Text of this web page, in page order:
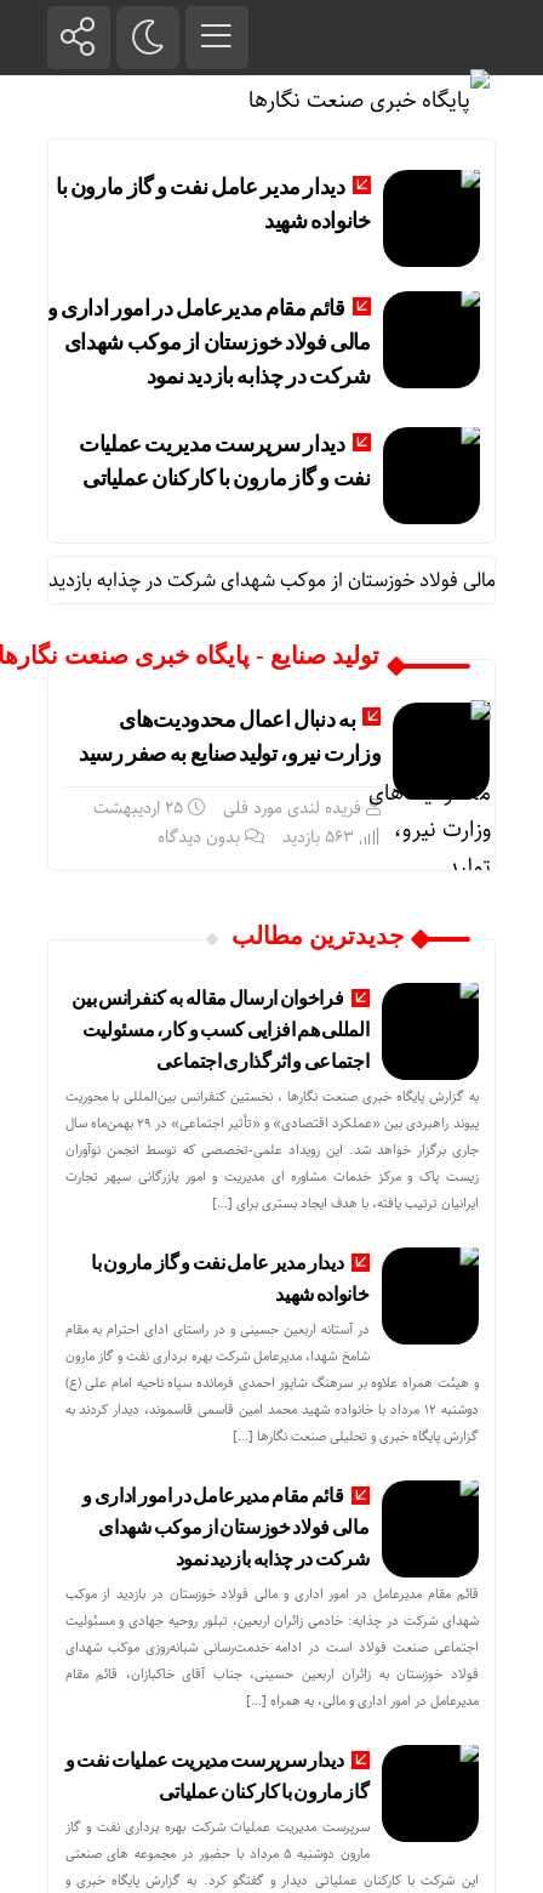
دیدار مدیر عامل نفت و گاز مارون با
خانواده شهید
قائم مقام مدیرعامل در امور اداری و
مالی فولاد خوزستان از موکب شهدای
شرکت در چذابه بازدید نمود
دیدار سرپرست مدیریت عملیات
نفت و گاز مارون با کارکنان عملیاتی
و مالی فولاد خوزستان از موکب شهدای شرکت در چذابه بازدید نمود
تولید صنایع - پایگاه خبری صنعت
به دنبال اعمال محدودیت‌های
وزارت نیرو، تولید صنایع به صفر رسید
فریده لندی مورد فلی
۲۵ اردیبهشت
بدون دیدگاه
جدیدترین مطالب
فراخوان ارسال مقاله به کنفرانس بین
المللی هم افزایی کسب و کار، مسئولیت
اجتماعی و اثرگذاری اجتماعی
به گزارش پایگاه خبری صنعت نگارها ، نخستین کنفرانس بین‌المللی با محوریت
پیوند راهبردی بین «عملکرد اقتصادی» و «تأثیر اجتماعی» در ۲۹ بهمن‌ماه سال
جاری برگزار خواهد شد. این رویداد علمی-تخصصی که توسط انجمن نوآوران
زیست پاک و مرکز خدمات مشاوره ای مدیریت و امور بازرگانی سپهر تجارت
ایرانیان ترتیب یافته، با هدف ایجاد بستری برای […]
دیدار مدیر عامل نفت و گاز مارون با
خانواده شهید
در آستانه اربعین حسینی و در راستای ادای احترام به مقام
شامخ شهدا، مدیرعامل شرکت بهره برداری نفت و گاز مارون
و هیئت همراه علاوه بر سرهنگ شاپور احمدی فرمانده سپاه ناحیه امام علی (ع)
دوشنبه ۱۲ مرداد با خانواده شهید محمد امین قاسمی قاسموند، دیدار کردند به
گزارش پایگاه خبری و تحلیلی صنعت نگارها […]
قائم مقام مدیرعامل در امور اداری و
مالی فولاد خوزستان از موکب شهدای
شرکت در چذابه بازدید نمود
قائم مقام مدیرعامل در امور اداری و مالی فولاد خوزستان در بازدید از موکب
شهدای شرکت در چذابه: خادمی زائران اربعین، تبلور روحیه جهادی و مسئولیت
اجتماعی صنعت فولاد است در ادامه خدمت‌رسانی شبانه‌روزی موکب شهدای
فولاد خوزستان به زائران اربعین حسینی، جناب آقای خاکبازان، قائم مقام
مدیرعامل در امور اداری و مالی، به همراه […]
دیدار سرپرست مدیریت عملیات نفت و
گاز مارون با کارکنان عملیاتی
سرپرست مدیریت عملیات شرکت بهره برداری نفت و گاز
مارون دوشنبه ۵ مرداد با حضور در مجموعه های صنعتی
این شرکت با کارکنان عملیاتی دیدار و گفتگو کرد. به گزارش پایگاه خبری و